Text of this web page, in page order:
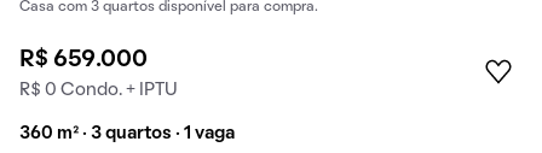
Casa com 3 quartos disponível para compra.
R$ 659.000
R$ 0 Condo. + IPTU
360 m² · 3 quartos · 1 vaga